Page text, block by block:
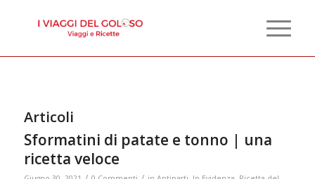
Articoli
Sformatini di patate e tonno | una
ricetta veloce